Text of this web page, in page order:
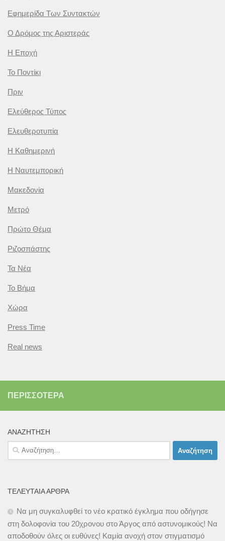
Εφημερίδα Των Συντακτών
Ο Δρόμος της Αριστεράς
Η Εποχή
Το Ποντίκι
Πριν
Ελεύθερος Τύπος
Ελευθεροτυπία
Η Καθημερινή
Η Ναυτεμπορική
Μακεδονία
Μετρό
Πρώτο Θέμα
Ριζοσπάστης
Τα Νέα
Το Βήμα
Χώρα
Press Time
Real news
ΠΕΡΙΣΣΌΤΕΡΑ
ΑΝΑΖΉΤΗΣΗ
Αναζήτηση
για:
ΤΕΛΕΥΤΑΊΑ ΆΡΘΡΑ
Να μη συγκαλυφθεί το νέο κρατικό έγκλημα που οδήγησε
στη δολοφονία του 20χρονου στο Άργος από αστυνομικούς! Να
αποδοθούν όλες οι ευθύνες! Καμία ανοχή στον στιγματισμό